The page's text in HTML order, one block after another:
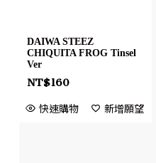
DAIWA STEEZ
CHIQUITA FROG Tinsel
Ver
NT$160
快速購物 新增願望